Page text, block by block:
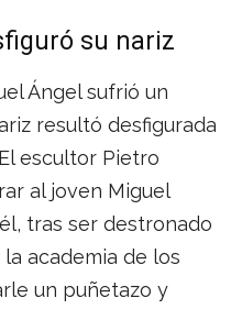
su nariz
Ángel sufrió un
resultó desfigurada
escultor Pietro
al joven Miguel
tras ser destronado
academia de los
un puñetazo y